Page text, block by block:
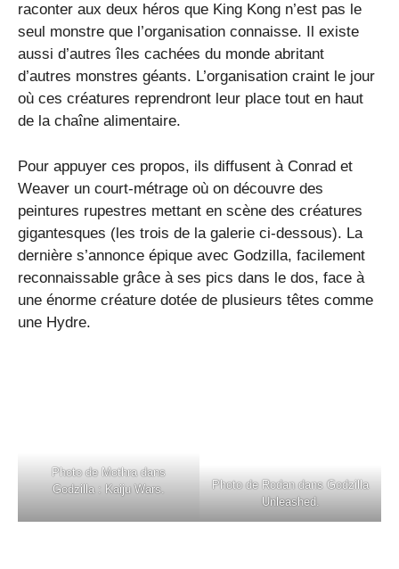
raconter aux deux héros que King Kong n’est pas le
seul monstre que l’organisation connaisse. Il existe
aussi d’autres îles cachées du monde abritant
d’autres monstres géants. L’organisation craint le jour
où ces créatures reprendront leur place tout en haut
de la chaîne alimentaire.
Pour appuyer ces propos, ils diffusent à Conrad et
Weaver un court-métrage où on découvre des
peintures rupestres mettant en scène des créatures
gigantesques (les trois de la galerie ci-dessous). La
dernière s’annonce épique avec Godzilla, facilement
reconnaissable grâce à ses pics dans le dos, face à
une énorme créature dotée de plusieurs têtes comme
une Hydre.
Photo de Mothra dans
Godzilla : Kaiju Wars.
Photo de Rodan dans Godzilla
Unleashed.